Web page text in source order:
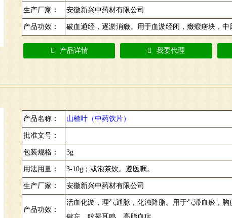
生产厂家： 安徽新兴中药材有限公司
产品功效： 破血通经，逐淤消癥。用于血淤经闭，癥瘕痞块，中
产品详情 我要代理
产品名称： 山楂叶（中药饮片）
批准文号：
包装规格： 3g
用法用量： 3-10g；或泡茶饮。遵医嘱。
生产厂家： 安徽新兴中药材有限公司
产品功效：
活血化淤，理气通脉，化浊降脂。用于气滞血瘀，